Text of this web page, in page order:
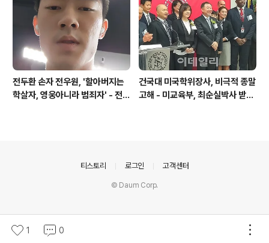
전두환 손자 전우원, '할아버지는
학살자, 영웅아니라 범죄자' - 전재
건국대 미국학위장사, 비극적 종말
고해 - 미교육부, 최순실박사 받은
1 0
티스토리 로그인 고객센터
© Daum Corp.